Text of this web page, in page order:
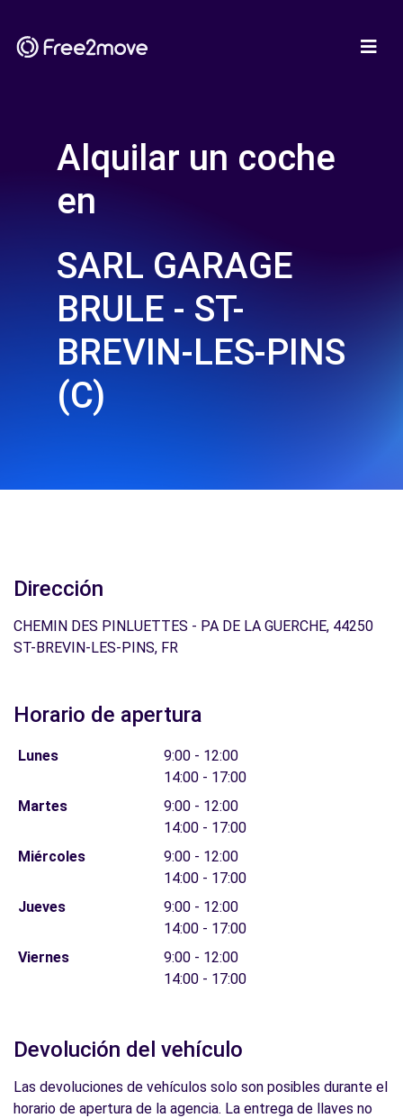
Alquilar un coche
en
SARL GARAGE
BRULE - ST-
BREVIN-LES-PINS
(C)
Dirección
CHEMIN DES PINLUETTES - PA DE LA GUERCHE, 44250
ST-BREVIN-LES-PINS, FR
Horario de apertura
Lunes
9:00 - 12:00
14:00 - 17:00
Martes
9:00 - 12:00
14:00 - 17:00
Miércoles
9:00 - 12:00
14:00 - 17:00
Jueves
9:00 - 12:00
14:00 - 17:00
Viernes
9:00 - 12:00
14:00 - 17:00
Devolución del vehículo
Las devoluciones de vehículos solo son posibles durante el
horario de apertura de la agencia. La entrega de llaves no